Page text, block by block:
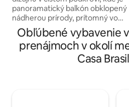
panoramatický balkón obklopený
nádherou prírody, prítomný vo
vertikálnej záhrade s výhľadom na
obchodné srdce mesta São Paulo. Užite
si to! Tento byt kombinuje jednoduchosť
autorského dizajnu s pohodlím
domova. Podlaha z epoxidovej
Obľúbené vybavenie
prenájmoch v okolí
Casa